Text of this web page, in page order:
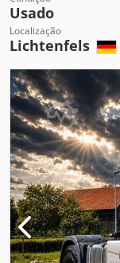
Usado
Localização
Lichtenfels